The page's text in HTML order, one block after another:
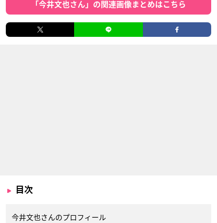
「今井文也さん」の関連画像まとめはこちら
目次
今井文也さんのプロフィール